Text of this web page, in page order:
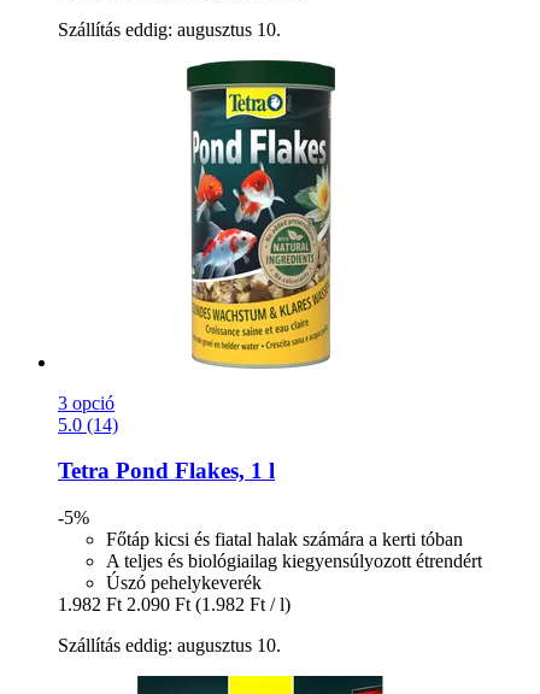
Szállítás eddig: augusztus 10.
3 opció
5.0 (14)
Tetra Pond Flakes, 1 l
-5%
Főtáp kicsi és fiatal halak számára a kerti tóban
A teljes és biológiailag kiegyensúlyozott étrendért
Úszó pehelykeverék
1.982 Ft 2.090 Ft (1.982 Ft / l)
Szállítás eddig: augusztus 10.